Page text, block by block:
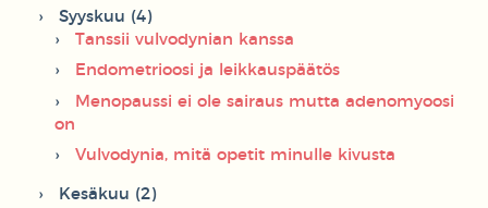
Syyskuu (4)
Tanssii vulvodynian kanssa
Endometrioosi ja leikkauspäätös
Menopaussi ei ole sairaus mutta adenomyoosi
on
Vulvodynia, mitä opetit minulle kivusta
Kesäkuu (2)